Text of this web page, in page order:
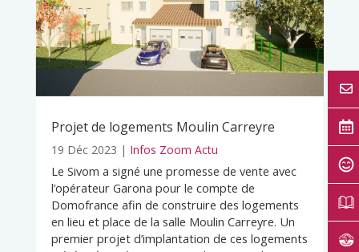
Projet de logements Moulin Carreyre
19 Déc 2023 | Infos Zoom Actu
Le Sivom a signé une promesse de vente avec
l’opérateur Garona pour le compte de
Domofrance afin de construire des logements
en lieu et place de la salle Moulin Carreyre. Un
premier projet d’implantation de ces logements